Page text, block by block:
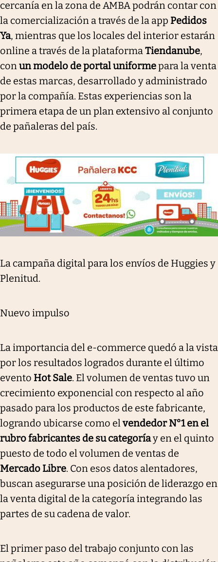
cercanía en la zona de AMBA podrán contar con
la comercialización a través de la app Pedidos
Ya, mientras que los locales del interior estarán
online a través de la plataformaTiendanube,
conun modelo de portal uniformepara la venta
de estas marcas, desarrollado y administrado
por la compañía. Estas experiencias son la
primera etapa de un plan extensivo al conjunto
de pañaleras del país.
La campaña digital para los envíos de Huggies y
Plenitud.
Nuevo impulso
La importancia del e-commerce quedó a la vista
por los resultados logrados durante el último
evento Hot Sale. El volumen de ventas tuvo un
crecimiento exponencial con respecto al año
pasado para los productos de este fabricante,
logrando ubicarse como elvendedor N°1 en el
rubro fabricantes de su categoríay en el quinto
puesto de todo el volumen de ventas de
Mercado Libre. Con esos datos alentadores,
buscan asegurarse una posición de liderazgo en
la venta digital de la categoría integrando las
partes de su cadena de valor.
El primer paso del trabajo conjunto con las